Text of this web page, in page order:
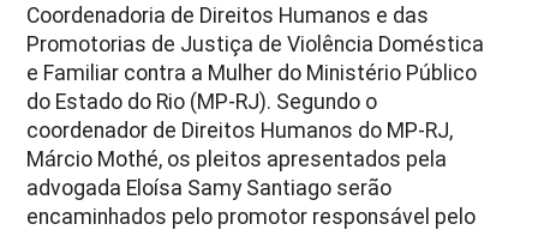
Coordenadoria de Direitos Humanos e das
Promotorias de Justiça de Violência Doméstica
e Familiar contra a Mulher do Ministério Público
do Estado do Rio (MP-RJ). Segundo o
coordenador de Direitos Humanos do MP-RJ,
Márcio Mothé, os pleitos apresentados pela
advogada Eloísa Samy Santiago serão
encaminhados pelo promotor responsável pelo